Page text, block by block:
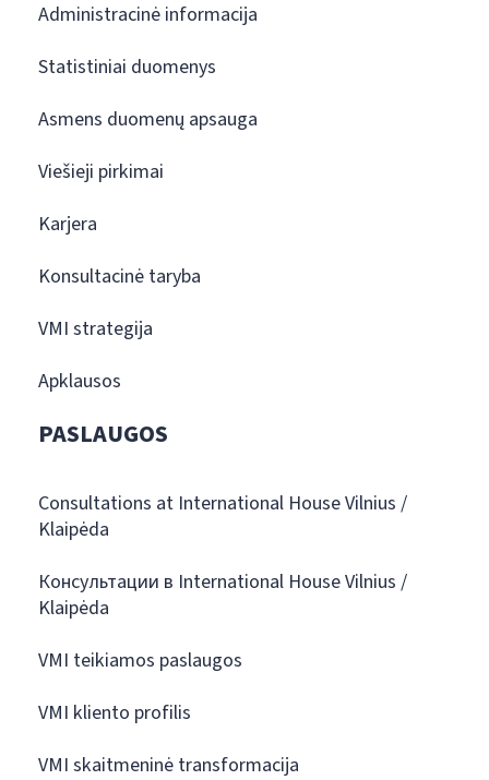
Administracinė informacija
Statistiniai duomenys
Asmens duomenų apsauga
Viešieji pirkimai
Karjera
Konsultacinė taryba
VMI strategija
Apklausos
PASLAUGOS
Consultations at International House Vilnius /
Klaipėda
Консультации в International House Vilnius /
Klaipėda
VMI teikiamos paslaugos
VMI kliento profilis
VMI skaitmeninė transformacija